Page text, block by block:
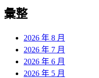
覽
彙整
2026 年 8 月
2026 年 7 月
2026 年 6 月
2026 年 5 月